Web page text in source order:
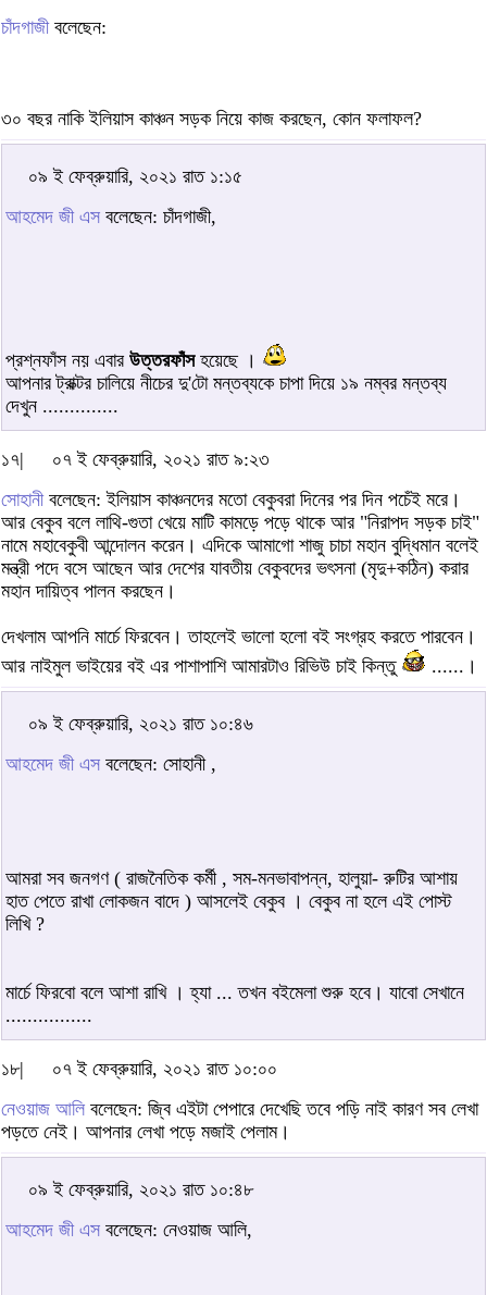
চাঁদগাজীবলেছেন:
৩০ বছর নাকি ইলিয়াস কাঞ্চন সড়ক নিয়ে কাজ করছেন, কোন ফলাফল?
০৯ ই ফেব্রুয়ারি, ২০২১ রাত ১:১৫
আহমেদ জী এস বলেছেন: চাঁদগাজী,
প্রশ্নফাঁস নয় এবার উত্তরফাঁসহয়েছে ।
আপনার ট্রাক্টর চালিয়ে নীচের দু'টো মন্তব্যকে চাপা দিয়ে ১৯ নম্বর মন্তব্য
দেখুন ..............
১৭|
০৭ ই ফেব্রুয়ারি, ২০২১ রাত ৯:২৩
সোহানীবলেছেন: ইলিয়াস কাঞ্চনদের মতো বেকুবরা দিনের পর দিন পচেঁই মরে।
আর বেকুব বলে লাথি-গুতা খেয়ে মাটি কামড়ে পড়ে থাকে আর "নিরাপদ সড়ক চাই"
নামে মহাবেকুবী আন্দোলন করেন। এদিকে আমাগো শাজু চাচা মহান বুদ্ধিমান বলেই
মন্ত্রী পদে বসে আছেন আর দেশের যাবতীয় বেকুবদের ভৎসনা (মৃদু+কঠিন) করার
মহান দায়িত্ব পালন করছেন।
দেখলাম আপনি মার্চে ফিরবেন। তাহলেই ভালো হলো বই সংগ্রহ করতে পারবেন।
আর নাইমুল ভাইয়ের বই এর পাশাপাশি আমারটাও রিভিউ চাই কিন্তু
......।
০৯ ই ফেব্রুয়ারি, ২০২১ রাত ১০:৪৬
আহমেদ জী এস বলেছেন: সোহানী ,
আমরা সব জনগণ ( রাজনৈতিক কর্মী , সম-মনভাবাপন্ন, হালুয়া- রুটির আশায়
হাত পেতে রাখা লোকজন বাদে ) আসলেই বেকুব । বেকুব না হলে এই পোস্ট
লিখি ?
মার্চে ফিরবো বলে আশা রাখি । হ্যা ... তখন বইমেলা শুরু হবে। যাবো সেখানে
................
১৮|
০৭ ই ফেব্রুয়ারি, ২০২১ রাত ১০:০০
নেওয়াজ আলি বলেছেন: জ্বি এইটা পেপারে দেখেছি তবে পড়ি নাই কারণ সব লেখা
পড়তে নেই। আপনার লেখা পড়ে মজাই পেলাম।
০৯ ই ফেব্রুয়ারি, ২০২১ রাত ১০:৪৮
আহমেদ জী এস বলেছেন: নেওয়াজ আলি,